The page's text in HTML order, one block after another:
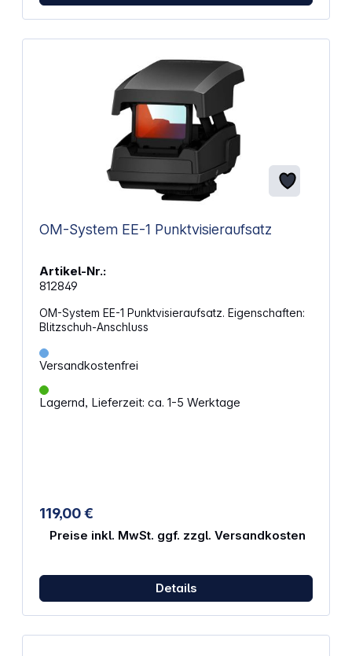
OM-System EE-1 Punktvisieraufsatz
Artikel-Nr.:
812849
OM-System EE-1 Punktvisieraufsatz. Eigenschaften:
Blitzschuh-Anschluss
Versandkostenfrei
Lagernd, Lieferzeit: ca. 1-5 Werktage
119,00 €
Preise inkl. MwSt. ggf. zzgl. Versandkosten
Details